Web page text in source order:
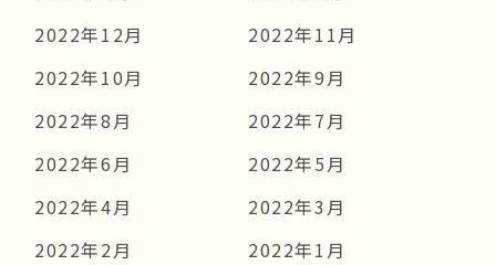
2022年12月
2022年11月
2022年10月
2022年9月
2022年8月
2022年7月
2022年6月
2022年5月
2022年4月
2022年3月
2022年2月
2022年1月